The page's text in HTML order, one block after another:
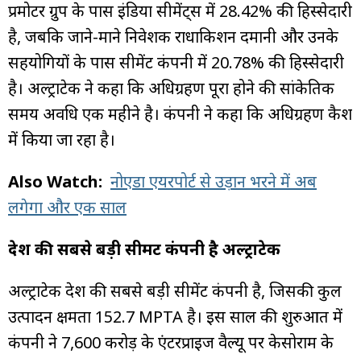
प्रमोटर ग्रुप के पास इंडिया सीमेंट्स में 28.42% की हिस्सेदारी
है, जबकि जाने-माने निवेशक राधाकिशन दमानी और उनके
सहयोगियों के पास सीमेंट कंपनी में 20.78% की हिस्सेदारी
है। अल्ट्राटेक ने कहा कि अधिग्रहण पूरा होने की सांकेतिक
समय अवधि एक महीने है। कंपनी ने कहा कि अधिग्रहण कैश
में किया जा रहा है।
Also Watch: नोएडा एयरपोर्ट से उड़ान भरने में अब
लगेगा और एक साल
देश की सबसे बड़ी सीमेंट कंपनी है अल्ट्राटेक
अल्ट्राटेक देश की सबसे बड़ी सीमेंट कंपनी है, जिसकी कुल
उत्पादन क्षमता 152.7 MPTA है। इस साल की शुरुआत में
कंपनी ने ₹7,600 करोड़ के एंटरप्राइज वैल्यू पर केसोराम के